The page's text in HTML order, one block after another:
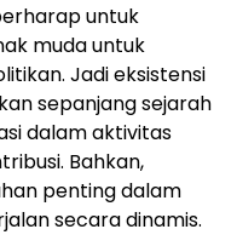
untuk
muda untuk
Jadi eksistensi
sepanjang sejarah
dalam aktivitas
Bahkan,
penting dalam
secara dinamis.